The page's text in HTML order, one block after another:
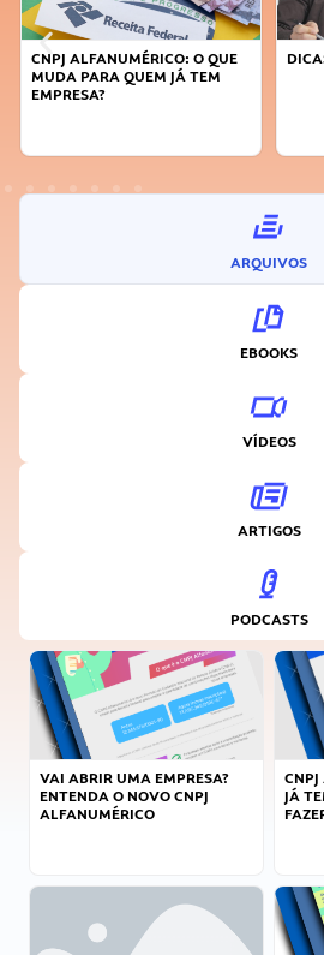
CNPJ ALFANUMÉRICO: O QUE
MUDA PARA QUEM JÁ TEM
EMPRESA?
ARQUIVOS
EBOOKS
VÍDEOS
ARTIGOS
PODCASTS
VAI ABRIR UMA EMPRESA?
ENTENDA O NOVO CNPJ
ALFANUMÉRICO
JÁ